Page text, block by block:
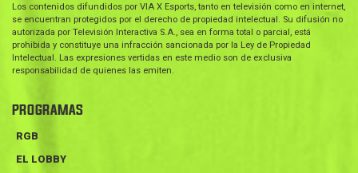
Los contenidos difundidos por VIA X Esports, tanto en televisión como en internet,
se encuentran protegidos por el derecho de propiedad intelectual. Su difusión no
autorizada por Televisión Interactiva S.A., sea en forma total o parcial, está
prohibida y constituye una infracción sancionada por la Ley de Propiedad
Intelectual. Las expresiones vertidas en este medio son de exclusiva
responsabilidad de quienes las emiten.
PROGRAMAS
RGB
EL LOBBY